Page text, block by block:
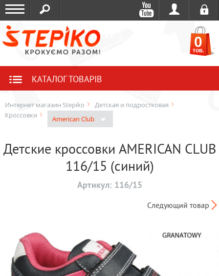
0
тов.
КАТАЛОГ ТОВАРІВ
Интернет магазин Stepiko
Детская и подростковая
Кроссовки
American Club
Детские кроссовки AMERICAN CLUB
116/15 (синий)
Артикул: 116/15
Следующий товар